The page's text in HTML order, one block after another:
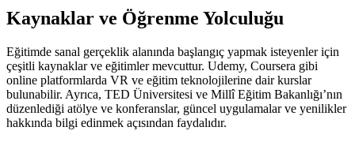
Kaynaklar ve Öğrenme Yolculuğu
Eğitimde sanal gerçeklik alanında başlangıç yapmak isteyenler için
çeşitli kaynaklar ve eğitimler mevcuttur. Udemy, Coursera gibi
online platformlarda VR ve eğitim teknolojilerine dair kurslar
bulunabilir. Ayrıca, TED Üniversitesi ve Millî Eğitim Bakanlığı’nın
düzenlediği atölye ve konferanslar, güncel uygulamalar ve yenilikler
hakkında bilgi edinmek açısından faydalıdır.